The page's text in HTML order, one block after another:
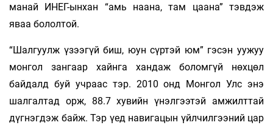
манай ИНЕГ-ынхан “амь наана, там цаана” тэвдэж
яваа бололтой.
“Шалгуулж үзээгүй биш, юун сүртэй юм” гэсэн уужуу
монгол зангаар хайнга хандаж боломгүй нөхцөл
байдалд буй учраас тэр. 2010 онд Монгол Улс энэ
шалгалтад орж, 88.7 хувийн үнэлгээтэй амжилттай
дүгнэгдэж байж. Тэр үед навигацын үйлчилгээний цар